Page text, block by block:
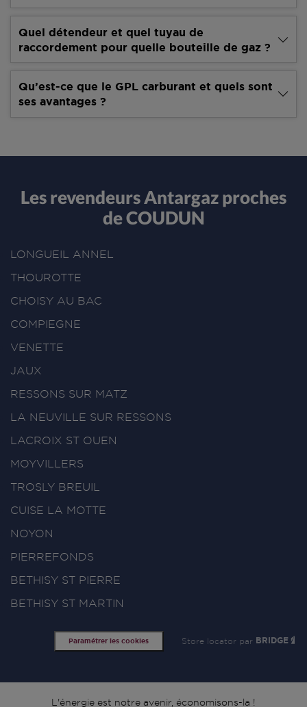
Quel détendeur et quel tuyau de
raccordement pour quelle bouteille de gaz ?
Qu’est-ce que le GPL carburant et quels sont
ses avantages ?
Les revendeurs Antargaz proches
de COUDUN
LONGUEIL ANNEL
THOUROTTE
CHOISY AU BAC
COMPIEGNE
VENETTE
JAUX
RESSONS SUR MATZ
LA NEUVILLE SUR RESSONS
LACROIX ST OUEN
MOYVILLERS
TROSLY BREUIL
CUISE LA MOTTE
NOYON
PIERREFONDS
BETHISY ST PIERRE
BETHISY ST MARTIN
Paramétrer les cookies Store locator par BRIDGE
L'énergie est notre avenir, économisons-la !